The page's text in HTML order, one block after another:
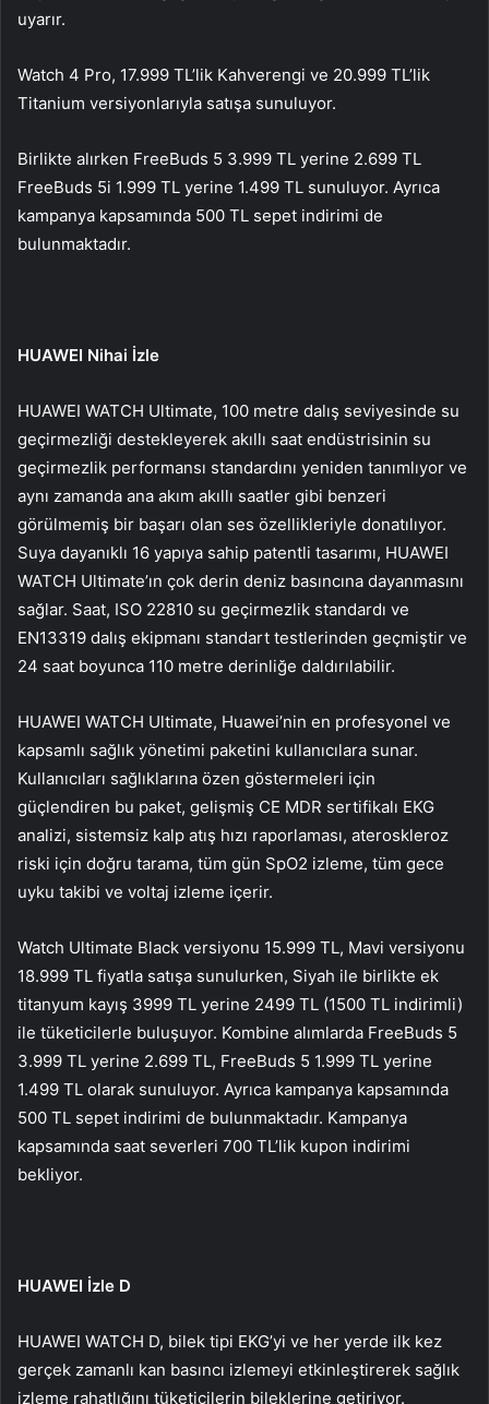
uyarır.
Watch 4 Pro, 17.999 TL’lik Kahverengi ve 20.999 TL’lik
Titanium versiyonlarıyla satışa sunuluyor.
Birlikte alırken FreeBuds 5 3.999 TL yerine 2.699 TL
FreeBuds 5i 1.999 TL yerine 1.499 TL sunuluyor. Ayrıca
kampanya kapsamında 500 TL sepet indirimi de
bulunmaktadır.
HUAWEI Nihai İzle
HUAWEI WATCH Ultimate, 100 metre dalış seviyesinde su
geçirmezliği destekleyerek akıllı saat endüstrisinin su
geçirmezlik performansı standardını yeniden tanımlıyor ve
aynı zamanda ana akım akıllı saatler gibi benzeri
görülmemiş bir başarı olan ses özellikleriyle donatılıyor.
Suya dayanıklı 16 yapıya sahip patentli tasarımı, HUAWEI
WATCH Ultimate’ın çok derin deniz basıncına dayanmasını
sağlar. Saat, ISO 22810 su geçirmezlik standardı ve
EN13319 dalış ekipmanı standart testlerinden geçmiştir ve
24 saat boyunca 110 metre derinliğe daldırılabilir.
HUAWEI WATCH Ultimate, Huawei’nin en profesyonel ve
kapsamlı sağlık yönetimi paketini kullanıcılara sunar.
Kullanıcıları sağlıklarına özen göstermeleri için
güçlendiren bu paket, gelişmiş CE MDR sertifikalı EKG
analizi, sistemsiz kalp atış hızı raporlaması, ateroskleroz
riski için doğru tarama, tüm gün SpO2 izleme, tüm gece
uyku takibi ve voltaj izleme içerir.
Watch Ultimate Black versiyonu 15.999 TL, Mavi versiyonu
18.999 TL fiyatla satışa sunulurken, Siyah ile birlikte ek
titanyum kayış 3999 TL yerine 2499 TL (1500 TL indirimli)
ile tüketicilerle buluşuyor. Kombine alımlarda FreeBuds 5
3.999 TL yerine 2.699 TL, FreeBuds 5 1.999 TL yerine
1.499 TL olarak sunuluyor. Ayrıca kampanya kapsamında
500 TL sepet indirimi de bulunmaktadır. Kampanya
kapsamında saat severleri 700 TL’lik kupon indirimi
bekliyor.
HUAWEI İzle D
HUAWEI WATCH D, bilek tipi EKG’yi ve her yerde ilk kez
gerçek zamanlı kan basıncı izlemeyi etkinleştirerek sağlık
izleme rahatlığını tüketicilerin bileklerine getiriyor.